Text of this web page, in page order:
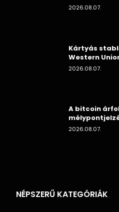
2026.08.07.
Kártyás
Western
2026.08.07.
A bitcoin
2026.08.07.
NÉPSZERŰ KATEGÓRIÁK